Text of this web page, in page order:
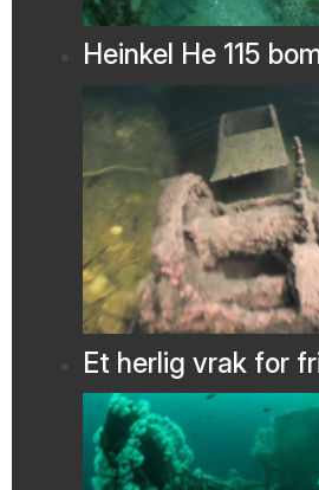
Heinkel He 115
Et herlig vrak for